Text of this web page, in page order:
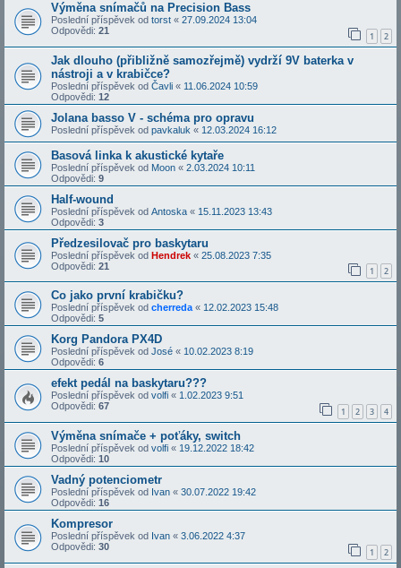
Výměna snímačů na Precision Bass
Poslední příspěvek od torst « 27.09.2024 13:04
Odpovědi: 21 1 2
Jak dlouho (přibližně samozřejmě) vydrží 9V baterka v
nástroji a v krabičce?
Poslední příspěvek od Čavli « 11.06.2024 10:59
Odpovědi: 12
Jolana basso V - schéma pro opravu
Poslední příspěvek od pavkaluk « 12.03.2024 16:12
Basová linka k akustické kytaře
Poslední příspěvek od Moon « 2.03.2024 10:11
Odpovědi: 9
Half-wound
Poslední příspěvek od Antoska « 15.11.2023 13:43
Odpovědi: 3
Předzesilovač pro baskytaru
Poslední příspěvek od Hendrek « 25.08.2023 7:35
Odpovědi: 21 1 2
Co jako první krabičku?
Poslední příspěvek od cherreda « 12.02.2023 15:48
Odpovědi: 5
Korg Pandora PX4D
Poslední příspěvek od José « 10.02.2023 8:19
Odpovědi: 6
efekt pedál na baskytaru???
Poslední příspěvek od volfi « 1.02.2023 9:51
Odpovědi: 67 1 2 3 4
Výměna snímače + poťáky, switch
Poslední příspěvek od volfi « 19.12.2022 18:42
Odpovědi: 10
Vadný potenciometr
Poslední příspěvek od Ivan « 30.07.2022 19:42
Odpovědi: 16
Kompresor
Poslední příspěvek od Ivan « 3.06.2022 4:37
Odpovědi: 30 1 2